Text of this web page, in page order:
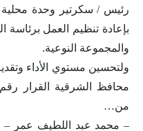
رئيس / سكرتير وحدة محلية
بإعادة تنظيم العمل
والمجموعة النوعية.
ولتحسين مستوي الأداء
من…
– محمد عبد اللطيف عمر –